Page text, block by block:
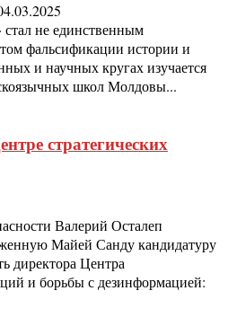
не единственным
фальсификации истории и
и научных кругах изучается
школ Молдовы...
стратегических
Валерий Осталеп
Майей Санду кандидатуру
директора Центра
и борьбы с дезинформацией: